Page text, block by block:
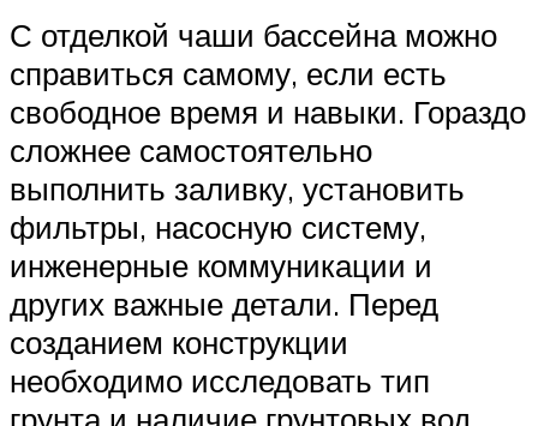
С отделкой чаши бассейна можно
справиться самому, если есть
свободное время и навыки. Гораздо
сложнее самостоятельно
выполнить заливку, установить
фильтры, насосную систему,
инженерные коммуникации и
других важные детали. Перед
созданием конструкции
необходимо исследовать тип